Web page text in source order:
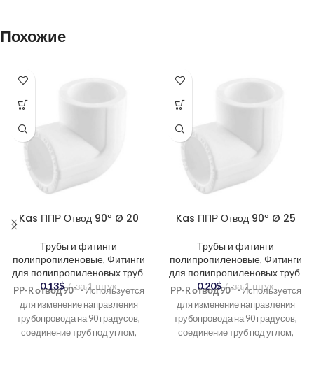
Похожие
Kas ППР Отвод 90º Ø 20
Трубы и фитинги
полипропиленовые, Фитинги
для полипропиленовых труб
0.13$ за 1 штук
PP-R отвод 90º- Используется
для изменение направления
трубопровода на 90 градусов,
соединение труб под углом,
Kas ППР Отвод 90º Ø 25
Трубы и фитинги
полипропиленовые, Фитинги
для полипропиленовых труб
0.20$ за 1 штук
PP-R отвод 90º- Используется
для изменение направления
трубопровода на 90 градусов,
соединение труб под углом,